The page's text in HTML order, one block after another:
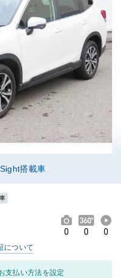
搭載車
0 0 0
について
支払い方法を設定